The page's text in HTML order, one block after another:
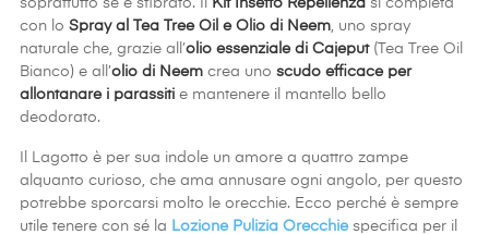
con lo Spray al Tea Tree Oil e Olio di Neem , uno spray
naturale che, grazie all’olio essenziale di Cajeput(Tea Tree Oil
Bianco) e all’olio di Neem crea uno scudo efficace per
allontanare i parassiti e mantenere il mantello bello
deodorato.
Il Lagotto è per sua indole un amore a quattro zampe
alquanto curioso, che ama annusare ogni angolo, per questo
potrebbe sporcarsi molto le orecchie. Ecco perché è sempre
utile tenere con sé la Lozione Pulizia Orecchiespecifica per il